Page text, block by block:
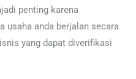
penting karena
usaha anda berjalan secara
yang dapat diverifikasi